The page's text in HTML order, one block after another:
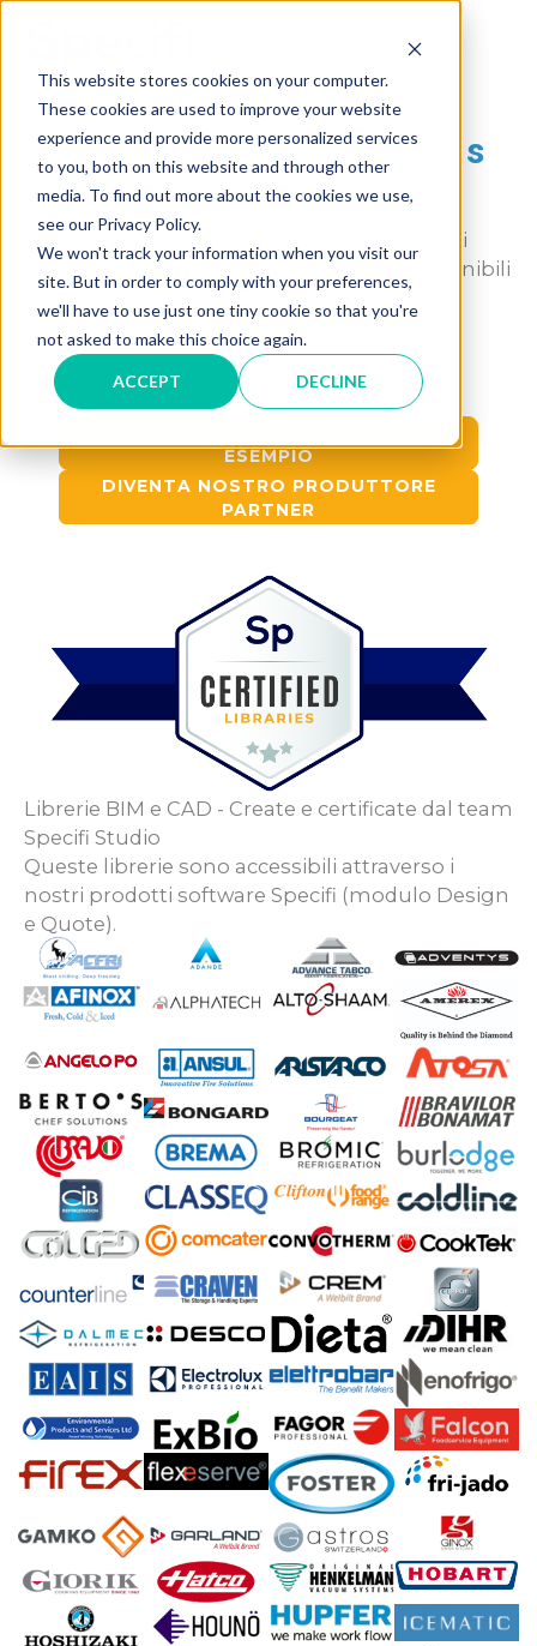
This website stores cookies on your computer.
These cookies are used to improve your website
experience and provide more personalized services
to you, both on this website and through other
media. To find out more about the cookies we use,
see our Privacy Policy.
We won't track your information when you visit our
site. But in order to comply with your preferences,
we'll have to use just one tiny cookie so that you're
not asked to make this choice again.
ACCEPT DECLINE
content
Specifi Studio Partners
Informazioni tecnico/commerciali e simboli
2D/3D di centinaia di produttori sono disponibili
per gli abbonati ai nostri software.
Richiedi una libreria
ESEMPIO
DIVENTA NOSTRO PRODUTTORE
PARTNER
Librerie BIM e CAD - Create e certificate dal team
Specifi Studio
Queste librerie sono accessibili attraverso i
nostri prodotti software Specifi (modulo Design
e Quote).